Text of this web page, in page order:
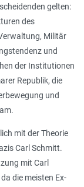
gelten:
des
Militär
und
der Institutionen
Republik, die
und
mit der Theorie
Carl Schmitt.
mit Carl
die meisten Ex-